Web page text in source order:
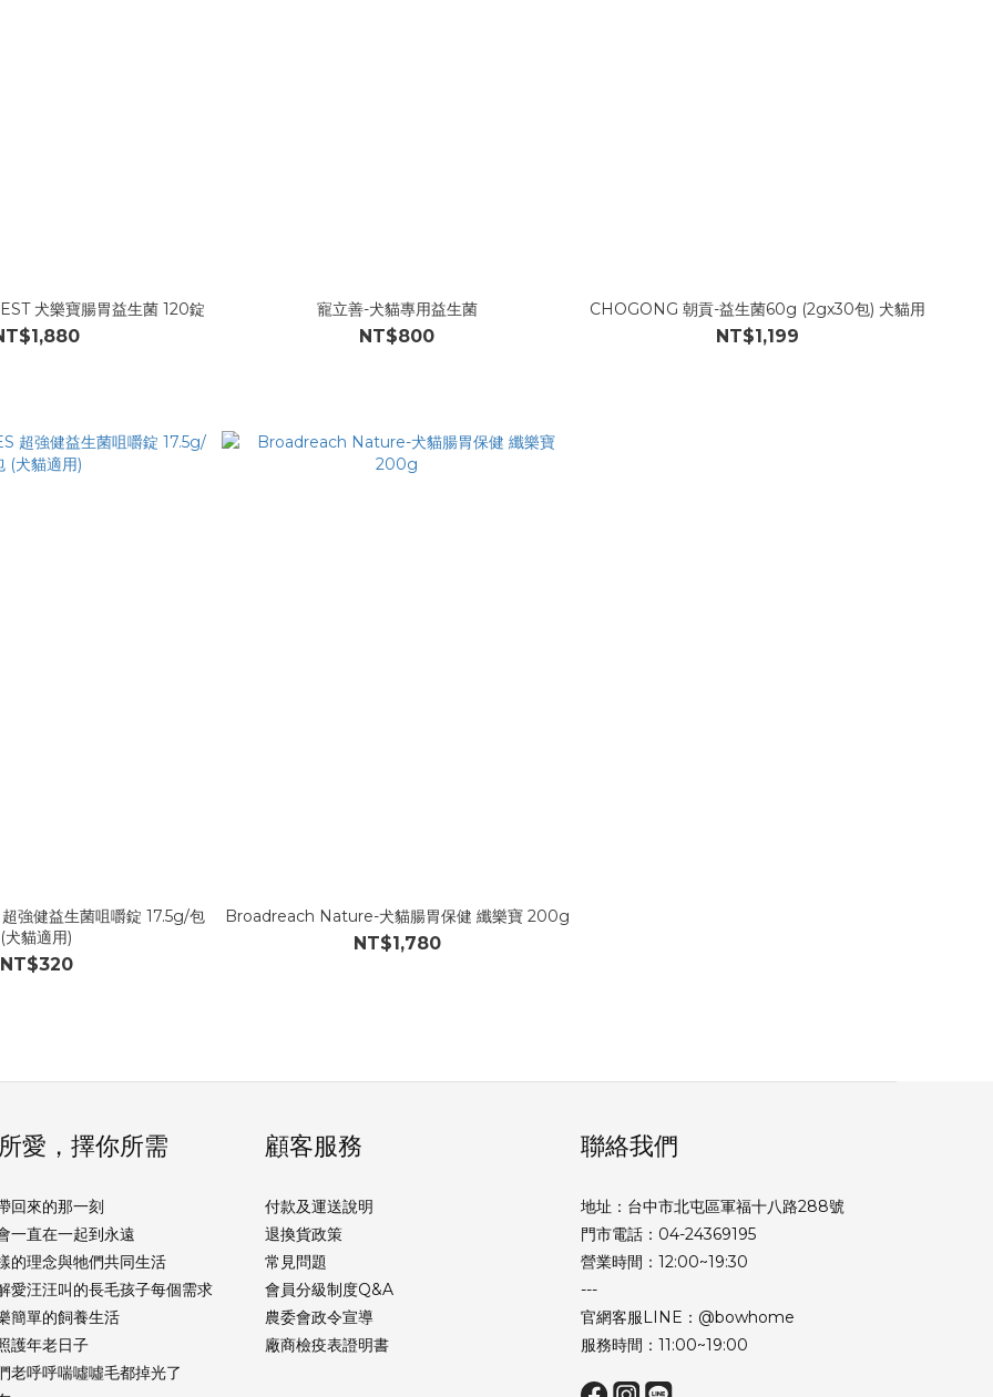
犬樂寶腸胃益生菌 120錠 寵立善-犬貓專用益生菌
NT$800
CHOGONG 朝貢-益生菌60g (2gx30包) 犬貓用
NT$1,199
強健益生菌咀嚼錠 17.5g/包
(犬貓適用)
NT$320
Broadreach Nature-犬貓腸胃保健 纖樂寶 200g
NT$1,780
愛，擇你所需
回來的那一刻
一直在一起到永遠
的理念與牠們共同生活
愛汪汪叫的長毛孩子每個需求
簡單的飼養生活
護年老日子
老呼呼喘噓噓毛都掉光了
顧客服務
付款及運送說明
退換貨政策
常見問題
會員分級制度Q&A
農委會政令宣導
廠商檢疫表證明書
聯絡我們
地址：台中市北屯區軍福十八路288號
門市電話：04-24369195
營業時間：12:00~19:30
---
官網客服LINE：@bowhome
服務時間：11:00~19:00